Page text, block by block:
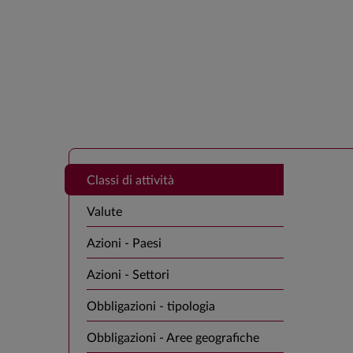
Classi di attività
Valute
Azioni - Paesi
Azioni - Settori
Obbligazioni - tipologia
Obbligazioni - Aree geografiche